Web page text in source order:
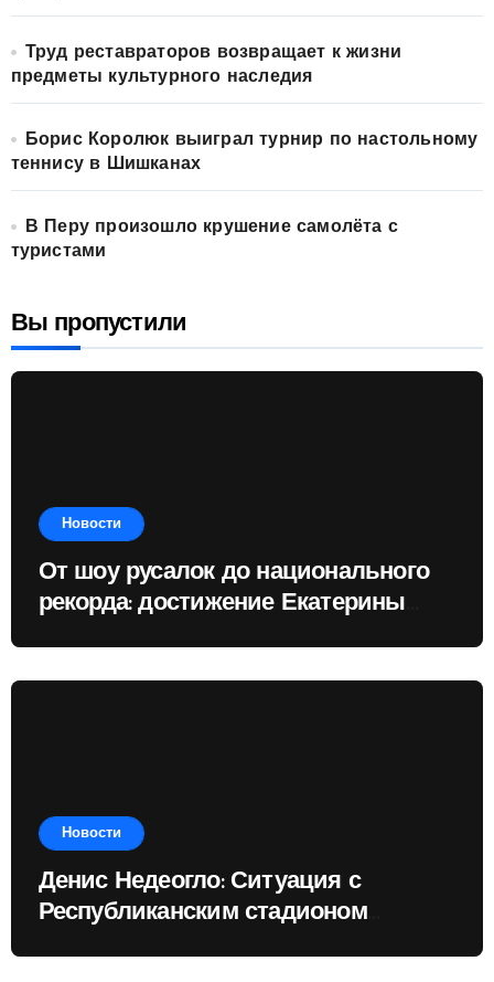
Труд реставраторов возвращает к жизни
предметы культурного наследия
Борис Королюк выиграл турнир по настольному
теннису в Шишканах
В Перу произошло крушение самолёта с
туристами
Вы пропустили
Новости
От шоу русалок до национального
рекорда: достижение Екатерины
Новости
Денис Недеогло: Ситуация с
Республиканским стадионом